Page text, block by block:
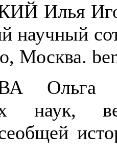
Илья
научный
Москва.
Ольга
наук,